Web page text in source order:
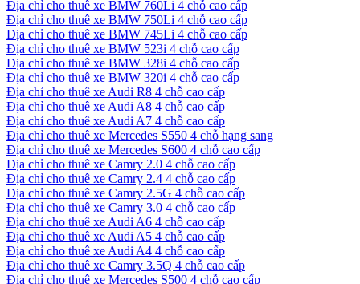
Địa chỉ cho thuê xe BMW 760Li 4 chỗ cao cấp
Địa chỉ cho thuê xe BMW 750Li 4 chỗ cao cấp
Địa chỉ cho thuê xe BMW 745Li 4 chỗ cao cấp
Địa chỉ cho thuê xe BMW 523i 4 chỗ cao cấp
Địa chỉ cho thuê xe BMW 328i 4 chỗ cao cấp
Địa chỉ cho thuê xe BMW 320i 4 chỗ cao cấp
Địa chỉ cho thuê xe Audi R8 4 chỗ cao cấp
Địa chỉ cho thuê xe Audi A8 4 chỗ cao cấp
Địa chỉ cho thuê xe Audi A7 4 chỗ cao cấp
Địa chỉ cho thuê xe Mercedes S550 4 chỗ hạng sang
Địa chỉ cho thuê xe Mercedes S600 4 chỗ cao cấp
Địa chỉ cho thuê xe Camry 2.0 4 chỗ cao cấp
Địa chỉ cho thuê xe Camry 2.4 4 chỗ cao cấp
Địa chỉ cho thuê xe Camry 2.5G 4 chỗ cao cấp
Địa chỉ cho thuê xe Camry 3.0 4 chỗ cao cấp
Địa chỉ cho thuê xe Audi A6 4 chỗ cao cấp
Địa chỉ cho thuê xe Audi A5 4 chỗ cao cấp
Địa chỉ cho thuê xe Audi A4 4 chỗ cao cấp
Địa chỉ cho thuê xe Camry 3.5Q 4 chỗ cao cấp
Địa chỉ cho thuê xe Mercedes S500 4 chỗ cao cấp